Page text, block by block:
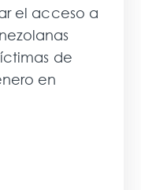
el acceso a
de
en